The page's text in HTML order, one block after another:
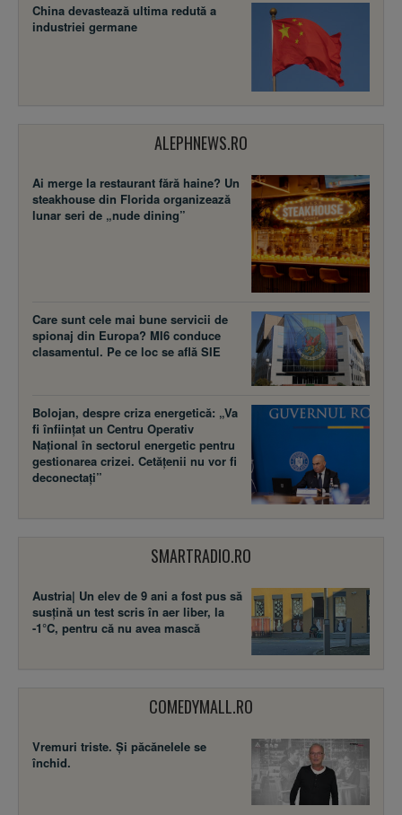
China devastează ultima redută a
industriei germane
ALEPHNEWS.RO
Ai merge la restaurant fără haine? Un
steakhouse din Florida organizează
lunar seri de „nude dining”
Care sunt cele mai bune servicii de
spionaj din Europa? MI6 conduce
clasamentul. Pe ce loc se află SIE
Bolojan, despre criza energetică: „Va
fi înființat un Centru Operativ
Național în sectorul energetic pentru
gestionarea crizei. Cetățenii nu vor fi
deconectați”
SMARTRADIO.RO
Austria| Un elev de 9 ani a fost pus să
susţină un test scris în aer liber, la
-1°C, pentru că nu avea mască
COMEDYMALL.RO
Vremuri triste. Şi păcănelele se
închid.